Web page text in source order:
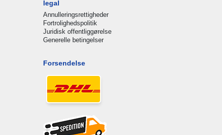
legal
Annulleringsrettigheder
Fortrolighedspolitik
Juridisk offentliggørelse
Generelle betingelser
Forsendelse